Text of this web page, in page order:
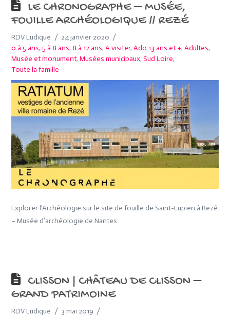
LE CHRONOGRAPHE – MUSÉE,
FOUILLE ARCHÉOLOGIQUE // REZÉ
RDV Ludique
24 janvier 2020
0 à 5 ans,5 à 8 ans,8 à 12 ans,A visiter,Ado 13 ans et +,Adultes,
Musée et monument,Musées municipaux,Sud Loire,
Toute la famille
Explorer l’Archéologie sur le site de fouille de Saint-Lupien à Rezé
– Musée d’archéologie de Nantes
CLISSON | CHÂTEAU DE CLISSON –
GRAND PATRIMOINE
RDV Ludique
3 mai 2019